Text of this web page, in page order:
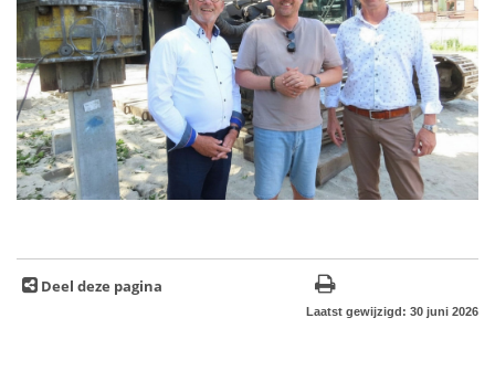
Deel deze pagina
Laatst gewijzigd: 30 juni 2026